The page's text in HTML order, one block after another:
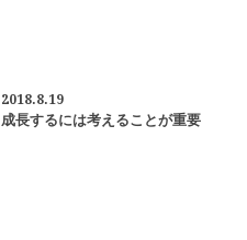
2018.8.19
成長するには考えることが重要